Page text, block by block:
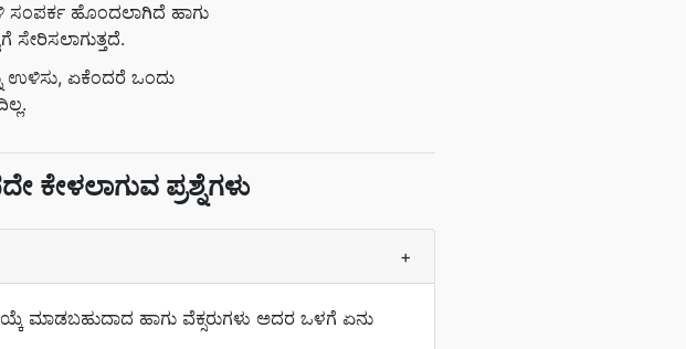
ಹೊಂದಲಾಗಿದೆ ಹಾಗು
ಸೇರಿಸಲಾಗುತ್ತದೆ.
ಉಳಿಸು, ಏಕೆಂದರೆ ಒಂದು
ಕೇಳಲಾಗುವ ಪ್ರಶ್ನೆಗಳು
+
ಮಾಡಬಹುದಾದ ಹಾಗು ವೆಕ್ಸರುಗಳು ಅದರ ಒಳಗೆ ಏನು